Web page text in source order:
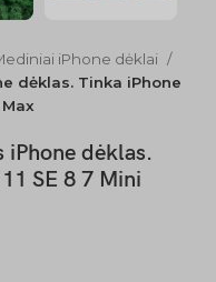
iPhone dėklai
dėklas. Tinka iPhone
Max
dėklas.
SE 8 7 Mini